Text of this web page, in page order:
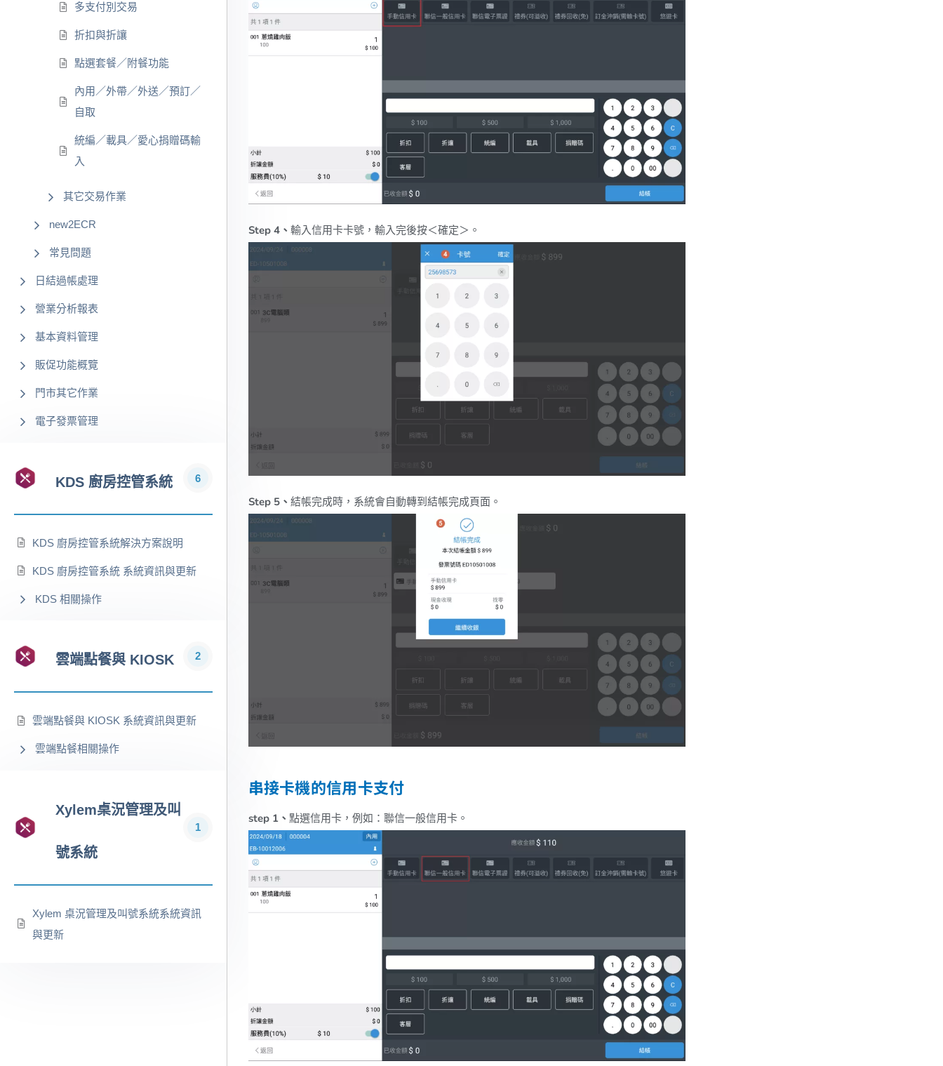
多支付別交易
折扣與折讓
點選套餐／附餐功能
內用／外帶／外送／預訂／
自取
統編／載具／愛心捐贈碼輸
入
其它交易作業
new2ECR
常見問題
日結過帳處理
營業分析報表
基本資料管理
販促功能概覽
門市其它作業
電子發票管理
KDS 廚房控管系統 6
KDS 廚房控管系統解決方案說明
KDS 廚房控管系統 系統資訊與更新
KDS 相關操作
雲端點餐與 KIOSK 2
雲端點餐與 KIOSK 系統資訊與更新
雲端點餐相關操作
Xylem桌況管理及叫
號系統
1
Xylem 桌況管理及叫號系統系統資訊
與更新
Step 4、 輸入信用卡卡號，輸入完後按＜確定＞。
Step 5、 結帳完成時，系統會自動轉到結帳完成頁面。
串接卡機的信用卡支付
step 1、 點選信用卡，例如：聯信一般信用卡。